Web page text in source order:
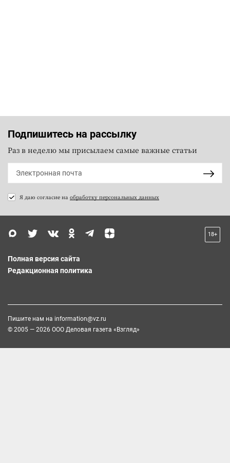
Подпишитесь на рассылку
Раз в неделю мы присылаем самые важные статьи
Я даю согласие на обработку персональных данных
18+
Полная версия сайта
Редакционная политика
Пишите нам на information@vz.ru
© 2005 — 2026 ООО Деловая газета «Взгляд»